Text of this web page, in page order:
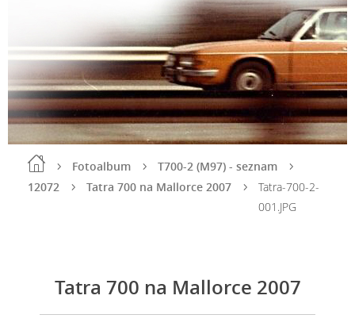
Fotoalbum
T700-2 (M97) - seznam
12072
Tatra 700 na Mallorce 2007
Tatra-700-2-
001.JPG
Tatra 700 na Mallorce 2007